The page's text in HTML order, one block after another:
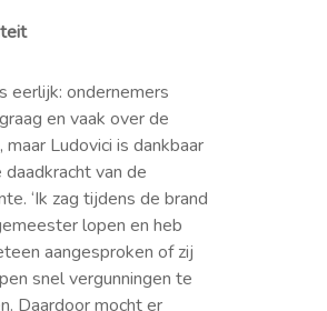
eerlijk: ondernemers
en vaak over de
maar Ludovici is dankbaar
van de
‘Ik zag tijdens de brand
lopen en heb
aangesproken of zij
snel vergunningen te
Daardoor mocht er